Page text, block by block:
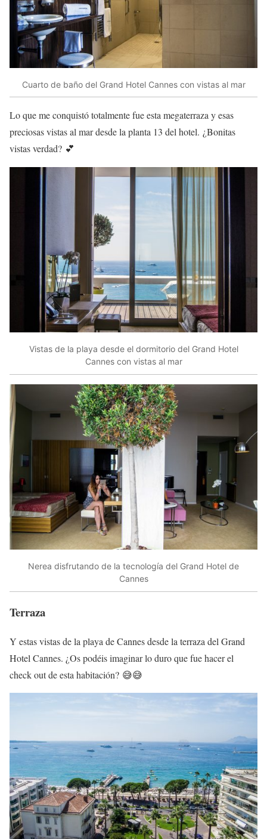
Cuarto de baño del Grand Hotel Cannes con vistas al mar
Lo que me conquistó totalmente fue esta megaterraza y esas
preciosas vistas al mar desde la planta 13 del hotel. ¿Bonitas
vistas verdad? 💕
Vistas de la playa desde el dormitorio del Grand Hotel
Cannes con vistas al mar
Nerea disfrutando de la tecnología del Grand Hotel de
Cannes
Terraza
Y estas vistas de la playa de Cannes desde la terraza del Grand
Hotel Cannes. ¿Os podéis imaginar lo duro que fue hacer el
check out de esta habitación? 😅😅